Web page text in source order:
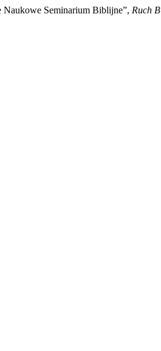
Seminarium Biblijne”, Ruch